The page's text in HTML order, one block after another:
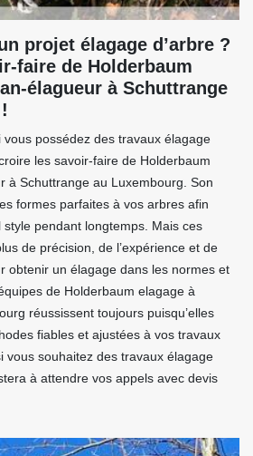
projet élagage d’arbre ?
faire de Holderbaum
élagueur à Schuttrange
possédez des travaux élagage
les savoir-faire de Holderbaum
à Schuttrange au Luxembourg. Son
formes parfaites à vos arbres afin
style pendant longtemps. Mais ces
de précision, de l’expérience et de
obtenir un élagage dans les normes et
de Holderbaum elagage à
réussissent toujours puisqu’elles
fiables et ajustées à vos travaux
vous souhaitez des travaux élagage
à attendre vos appels avec devis